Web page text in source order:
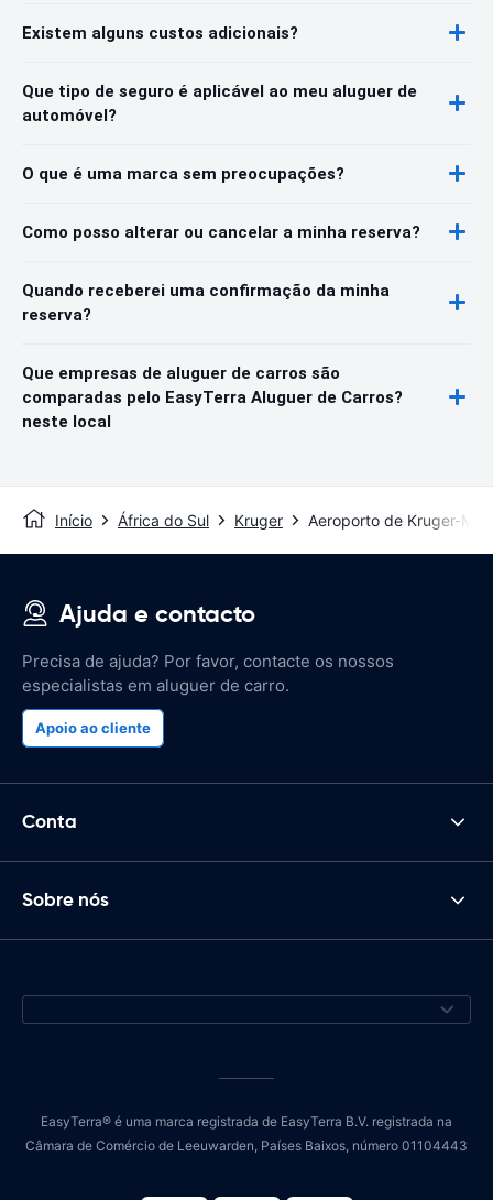
Existem alguns custos adicionais?
Que tipo de seguro é aplicável ao meu aluguer de
automóvel?
O que é uma marca sem preocupações?
Como posso alterar ou cancelar a minha reserva?
Quando receberei uma confirmação da minha
reserva?
Que empresas de aluguer de carros são
comparadas pelo EasyTerra Aluguer de Carros?
neste local
Início África do Sul Kruger Aeroporto de Kruger-
Ajuda e contacto
Precisa de ajuda? Por favor, contacte os nossos
especialistas em aluguer de carro.
Apoio ao cliente
Conta
Sobre nós
EasyTerra® é uma marca registrada de EasyTerra B.V. registrada na
Câmara de Comércio de Leeuwarden, Países Baixos, número 01104443